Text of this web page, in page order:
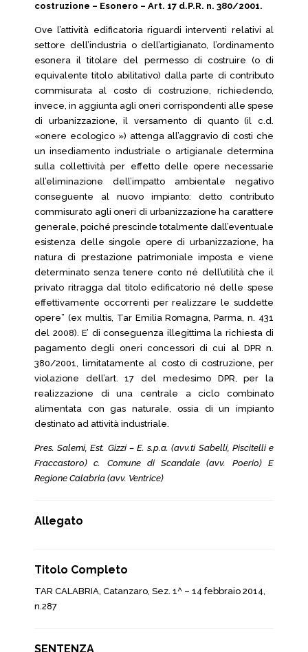
costruzione – Esonero – Art. 17 d.P.R. n. 380/2001.
Ove l’attività edificatoria riguardi interventi relativi al
settore dell’industria o dell’artigianato, l’ordinamento
esonera il titolare del permesso di costruire (o di
equivalente titolo abilitativo) dalla parte di contributo
commisurata al costo di costruzione, richiedendo,
invece, in aggiunta agli oneri corrispondenti alle spese
di urbanizzazione, il versamento di quanto (il c.d.
«onere ecologico ») attenga all’aggravio di costi che
un insediamento industriale o artigianale determina
sulla collettività per effetto delle opere necessarie
all’eliminazione dell’impatto ambientale negativo
conseguente al nuovo impianto: detto contributo
commisurato agli oneri di urbanizzazione ha carattere
generale, poiché prescinde totalmente dall’eventuale
esistenza delle singole opere di urbanizzazione, ha
natura di prestazione patrimoniale imposta e viene
determinato senza tenere conto né dell’utilità che il
privato ritragga dal titolo edificatorio né delle spese
effettivamente occorrenti per realizzare le suddette
opere” (ex multis, Tar Emilia Romagna, Parma, n. 431
del 2008). E’ di conseguenza illegittima la richiesta di
pagamento degli oneri concessori di cui al DPR n.
380/2001, limitatamente al costo di costruzione, per
violazione dell’art. 17 del medesimo DPR, per la
realizzazione di una centrale a ciclo combinato
alimentata con gas naturale, ossia di un impianto
destinato ad attività industriale.
Pres. Salemi, Est. Gizzi – E. s.p.a. (avv.ti Sabelli, Piscitelli e
Fraccastoro) c. Comune di Scandale (avv. Poerio) E
Regione Calabria (avv. Ventrice)
Allegato
Titolo Completo
TAR CALABRIA, Catanzaro, Sez. 1^ – 14 febbraio 2014,
n.287
SENTENZA